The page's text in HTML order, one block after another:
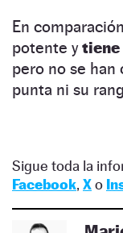
En
potente ytiene
pero no se han
punta ni su
Sigue toda la
Facebook, Xo